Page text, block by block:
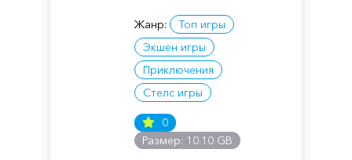
Жанр:
Топ игры
Экшен игры
Приключения
Стелс игры
0
Размер: 10.10 GB